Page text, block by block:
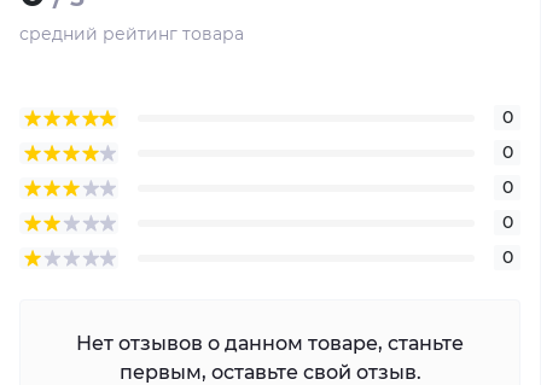
средний рейтинг товара
0
0
0
0
0
Нет отзывов о данном товаре, станьте
первым, оставьте свой отзыв.